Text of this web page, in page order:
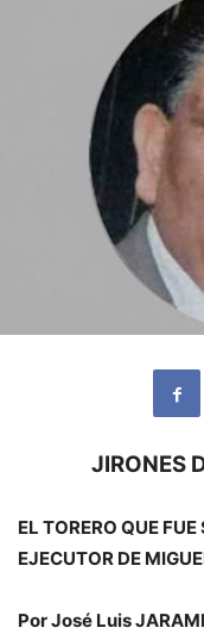
JIRONES
EL TORERO QUE
EJECUTOR DE
Por José Luis